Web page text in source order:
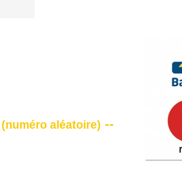
(numéro aléatoire) --